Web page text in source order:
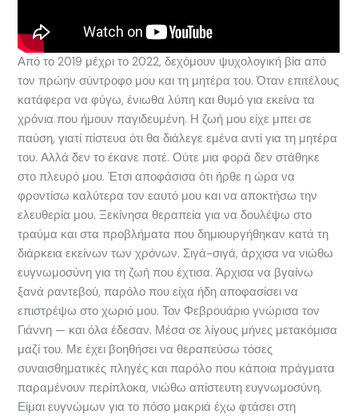
Από το 2019 μέχρι το 2022, δεχόμουν ψυχολογική βία από
τον πρώην σύντροφο μου και τη μητέρα του. Όταν επιτέλους
κατάφερα να φύγω, ένιωθα λύπη και θυμό για εκείνα τα
χρόνια που ήμουν παγιδευμένη. Η ζωή μου είχε μπει σε
παύση, γιατί πίστευα ότι θα διάλεγε εμένα αντί για τη μητέρα
του. Αλλά δεν το έκανε ποτέ. Ούτε μια φορά δεν στάθηκε
στο πλευρό μου. Έτσι αποφάσισα ότι ήρθε η ώρα να
φροντίσω καλύτερα τον εαυτό μου και να αποκτήσω την
ελευθερία μου. Ξεκίνησα θεραπεία για να δουλέψω στο
τραύμα και στα προβλήματα που δημιουργήθηκαν κατά τη
διάρκεια εκείνων των χρόνων. Σιγά-σιγά, άρχισα να νιώθω
ευγνωμοσύνη για τη ζωή που έχτισα. Άρχισα να βγαίνω
ξανά ραντεβού, παρόλο που είχα ήδη αποφασίσει να
επιστρέψω στο χωριό μου. Τον Φεβρουάριο γνώρισα τον
Γιάννη — και όλα έδεσαν. Μέσα σε λίγους μήνες μετακόμισα
μαζί του. Με έχει βοηθήσει να θεραπεύσω τόσες
συναισθηματικές πληγές και παρόλο που κάποια πράγματα
παραμένουν περίπλοκα, νιώθω απίστευτη ευγνωμοσύνη.
Είμαι ευγνώμων για το πόσο μακριά έχω φτάσει στη